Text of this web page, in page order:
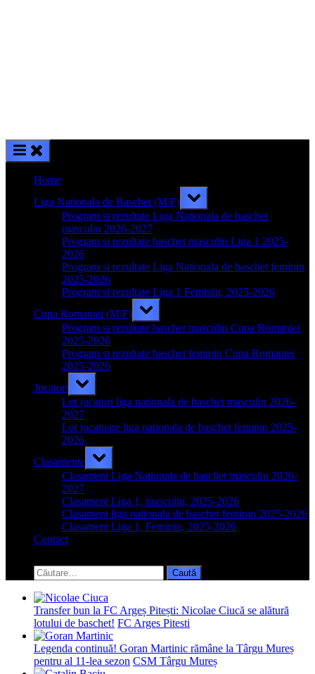
Home
Liga Nationala de Baschet (M/F)
Toggle
sub-
menu
Program si rezultate Liga Nationala de baschet
masculin 2026-2027
Program si rezultate baschet masculin Liga 1 2025-
2026
Program si rezultate Liga Nationala de baschet feminin
2025-2026
Program si rezultate Liga 1 Feminin, 2025-2026
Cupa Romaniei (M/F)
Toggle
sub-
menu
Program si rezultate baschet masculin Cupa Romaniei
2025-2026
Program si rezultate baschet feminin Cupa Romaniei
2025-2026
Jucatori
Toggle
sub-
menu
Lot jucatori liga nationala de baschet masculin 2026-
2027
Lot jucatoare liga nationala de baschet feminin 2025-
2026
Clasamente
Toggle
sub-
menu
Clasament Liga Nationala de baschet masculin 2026-
2027
Clasament Liga 1, masculin, 2025-2026
Clasament liga nationala de baschet feminin 2025-2026
Clasament Liga 1, Feminin, 2025-2026
Contact
search
form
Caută
după:
Transfer bun la FC Argeș Pitești: Nicolae Ciucă se alătură
lotului de baschet! FC Arges Pitesti
Legenda continuă! Goran Martinic rămâne la Târgu Mureș
pentru al 11-lea sezon CSM Târgu Mureș